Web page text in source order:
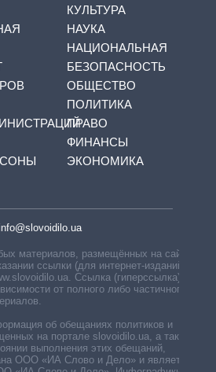
КУЛЬТУРА
НАУКА
НАЦИОНАЛЬНАЯ
БЕЗОПАСНОСТЬ
ОБЩЕСТВО
ПОЛИТИКА
ПРАВО
ФИНАНСЫ
ЭКОНОМИКА
материалов, размещённых на сайте,
ссылки (для интернет-изданий —
Ссылка (гиперссылка)
от полного либо частичного
об обещаниях политиков и
на портале slovoidilo.ua, а также
выполнения этих обещаний,
ООО «ИА Слово и Дело» и является